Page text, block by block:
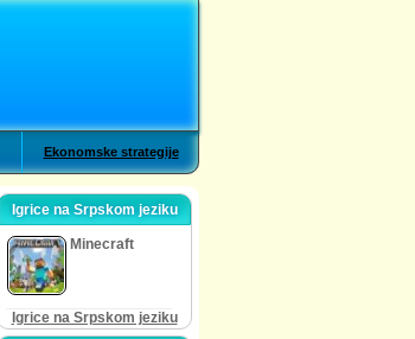
Ekonomske strategije
Igrice na Srpskom jeziku
Minecraft
Igrice na Srpskom jeziku